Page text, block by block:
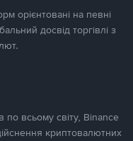
орієнтовані на певні
досвід торгівлі з
по всьому світу, Binance
криптовалютних